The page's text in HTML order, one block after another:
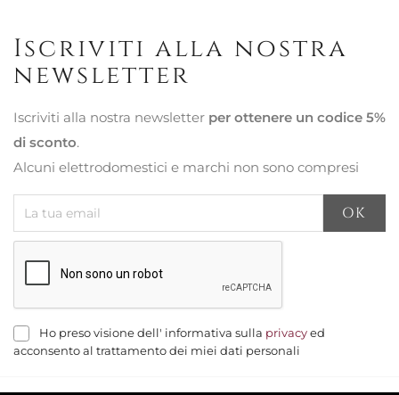
Iscriviti alla nostra
newsletter
Iscriviti alla nostra newsletter per ottenere un codice 5%
di sconto.
Alcuni elettrodomestici e marchi non sono compresi
Ho preso visione dell' informativa sulla privacy ed
acconsento al trattamento dei miei dati personali